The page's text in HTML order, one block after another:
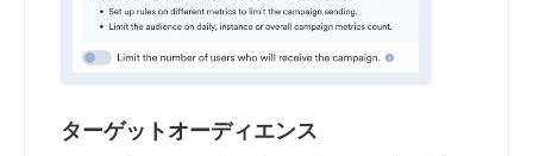
ターゲットオーディエンス